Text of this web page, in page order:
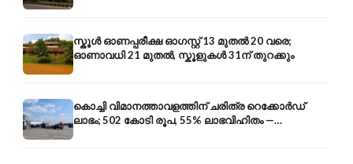
സ്കൂൾ ഓണപ്പരീക്ഷ ഓഗസ്റ്റ് 13 മുതൽ 20 വരെ;
ഓണാവധി 21 മുതൽ, സ്കൂളുകൾ 31ന് തുറക്കും
കൊച്ചി വിമാനത്താവളത്തിന് ചരിത്ര റെക്കോർഡ്
ലാഭം; 502 കോടി രൂപ, 55% ലാഭവിഹിതം —
കൺസൾട്ടൻസി രംഗത്തേക്കും